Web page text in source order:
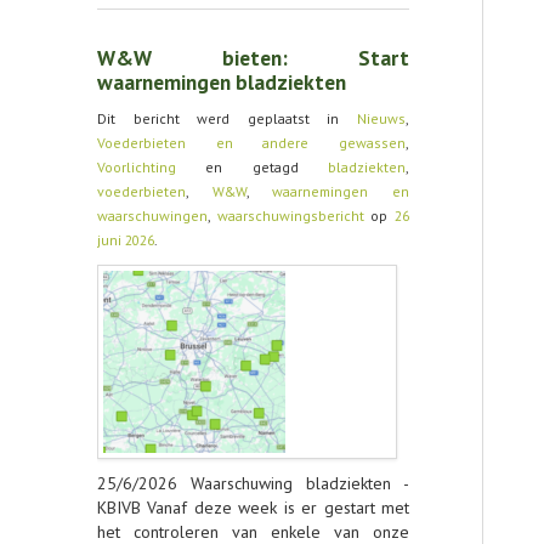
OVER LCV
CONTACT
W&W bieten: Start
waarnemingen bladziekten
Dit bericht werd geplaatst in Nieuws,
Voederbieten en andere gewassen,
Voorlichting en getagd bladziekten,
voederbieten, W&W,waarnemingen en
waarschuwingen, waarschuwingsberichtop26
juni 2026.
25/6/2026 Waarschuwing bladziekten -
KBIVB Vanaf deze week is er gestart met
het controleren van enkele van onze